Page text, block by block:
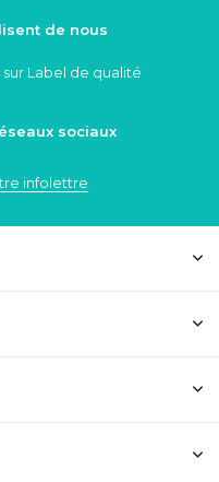
de nous
sur Label de qualité
sociaux
infolettre